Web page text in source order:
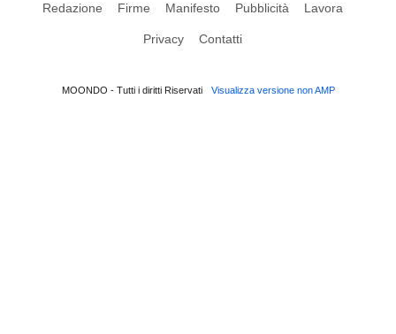
Redazione Firme Manifesto Pubblicità Lavora
Privacy Contatti
MOONDO - Tutti i diritti Riservati Visualizza versione non AMP